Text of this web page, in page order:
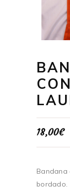
CON
18,00€
Bandana
bordado.